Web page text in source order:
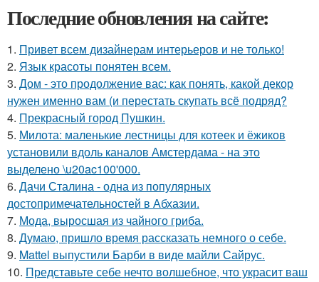
Последние обновления на сайте:
1. Привет всем дизайнерам интерьеров и не только!
2. Язык красоты понятен всем.
3. Дом - это продолжение вас: как понять, какой декор
нужен именно вам (и перестать скупать всё подряд?
4. Прекрасный город Пушкин.
5. Милота: маленькие лестницы для котеек и ёжиков
установили вдоль каналов Амстердама - на это
выделено \u20ac100'000.
6. Дачи Сталина - одна из популярных
достопримечательностей в Абхазии.
7. Мода, выросшая из чайного гриба.
8. Думаю, пришло время рассказать немного о себе.
9. Mattel выпустили Барби в виде майли Сайрус.
10. Представьте себе нечто волшебное, что украсит ваш